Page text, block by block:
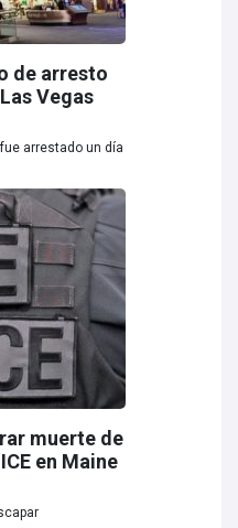
de arresto
Vegas
arrestado un día
muerte de
en Maine